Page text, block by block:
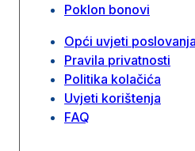
Poklon bonovi
Opći uvjeti
Pravila privatnosti
Politika kolačića
Uvjeti korištenja
FAQ